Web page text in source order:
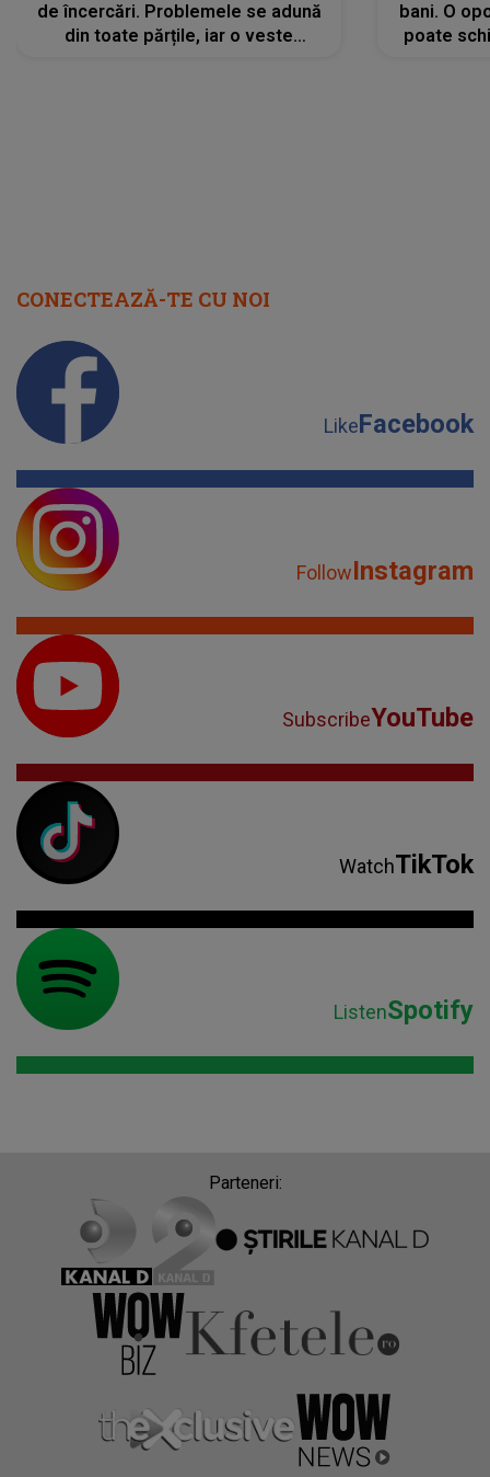
de încercări. Problemele se adună
din toate părțile, iar o veste
bani. O
poate
CONECTEAZĂ-TE CU NOI
LikeFacebook
FollowInstagram
SubscribeYouTube
WatchTikTok
ListenSpotify
Parteneri: